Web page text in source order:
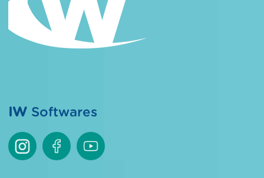
IW Softwares